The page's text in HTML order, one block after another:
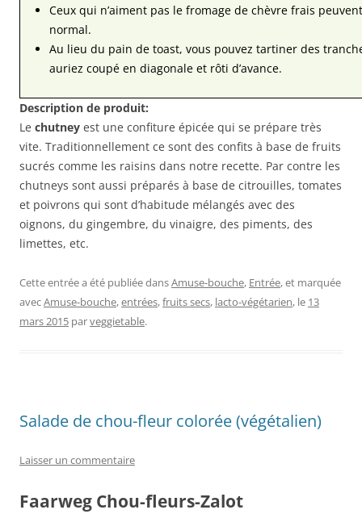
Ceux qui n’aiment pas le fromage de chèvre frais
normal.
Au lieu du pain de toast, vous pouvez tartiner des
auriez coupé en diagonale et rôti d’avance.
Description de produit:
Le chutney est une confiture épicée qui se prépare très
vite. Traditionnellement ce sont des confits à base de fruits
sucrés comme les raisins dans notre recette. Par contre les
chutneys sont aussi préparés à base de citrouilles, tomates
et poivrons qui sont d’habitude mélangés avec des
oignons, du gingembre, du vinaigre, des piments, des
limettes, etc.
Cette entrée a été publiée dansAmuse-bouche, Entrée, et marquée
avecAmuse-bouche,entrées,fruits secs, lacto-végétarien, le 13
mars 2015 parveggietable.
Salade de chou-fleur colorée (végétalien)
Laisser un commentaire
Faarweg Chou-fleurs-Zalot